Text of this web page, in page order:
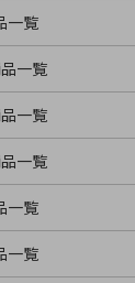
一覧
一覧
一覧
一覧
一覧
一覧